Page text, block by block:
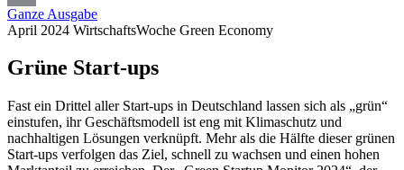
Email
Ganze Ausgabe
April 2024 WirtschaftsWoche Green Economy
Grüne Start-ups
Fast ein Drittel aller Start-ups in Deutschland lassen sich als „grün“
einstufen, ihr Geschäftsmodell ist eng mit Klimaschutz und
nachhaltigen Lösungen verknüpft. Mehr als die Hälfte dieser grünen
Start-ups verfolgen das Ziel, schnell zu wachsen und einen hohen